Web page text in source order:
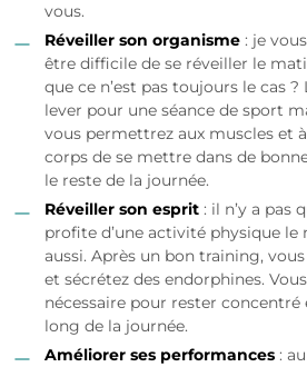
vous.
Réveiller son organisme : je
être difficile de se réveiller le
que ce n’est pas toujours le cas ?
lever pour une séance de sport
vous permettrez aux muscles et
corps de se mettre dans de
le reste de la journée.
Réveiller son esprit : il n’y a pas
profite d’une activité physique le
aussi. Après un bon training,
et sécrétez des endorphines.
nécessaire pour rester
long de la journée.
Améliorer ses performances :